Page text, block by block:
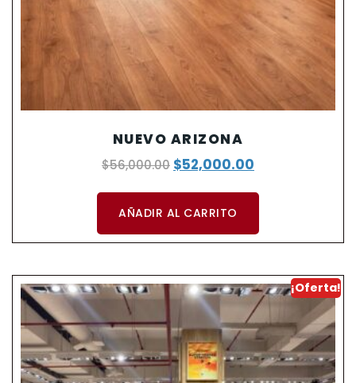
NUEVO ARIZONA
$56,000.00 $52,000.00
AÑADIR AL CARRITO
¡Oferta!